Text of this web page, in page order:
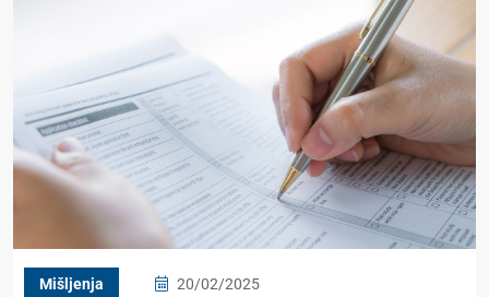
Mišljenja 20/02/2025